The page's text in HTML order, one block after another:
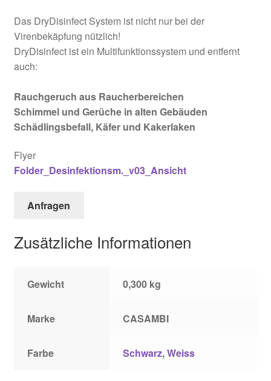
Das DryDisinfect System ist nicht nur bei der
Virenbekäpfung nützlich!
DryDisinfect ist ein Multifunktionssystem und entfernt
auch:
Rauchgeruch aus Raucherbereichen
Schimmel und Gerüche in alten Gebäuden
Schädlingsbefall, Käfer und Kakerlaken
Flyer
Folder_Desinfektionsm._v03_Ansicht
Anfragen
Zusätzliche Informationen
Gewicht 0,300 kg
Marke CASAMBI
Farbe Schwarz,Weiss